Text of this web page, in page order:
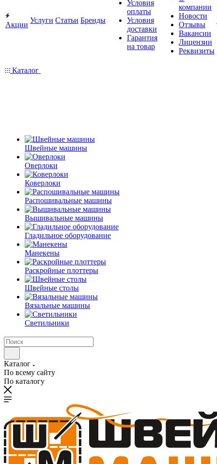
Акции
Услуги Статьи Бренды
Условия
оплаты
Условия
доставки
Гарантия
на товар
компании
Новости
Отзывы
Вакансии
Лицензии
Реквизиты
Каталог
Швейные машины
Оверлоки
Коверлоки
Распошивальные машины
Вышивальные машины
Гладильное оборудование
Манекены
Раскройные плоттеры
Швейные столы
Вязальные машины
Светильники
Каталог
По всему сайту
По каталогу